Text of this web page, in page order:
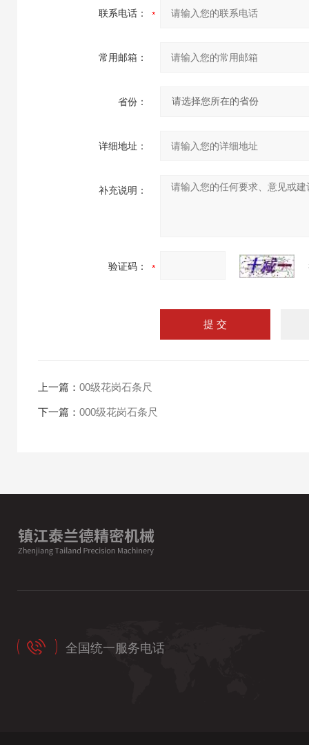
联系电话：
常用邮箱：
省份：
详细地址：
补充说明：
验证码：
上一篇： 00级花岗石条尺
下一篇： 000级花岗石条尺
全国统一服务电话